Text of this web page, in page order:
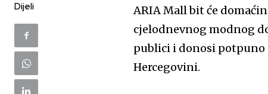
Dijeli ARIA Mall bit će
cjelodnevnog modnog
publici i donosi potpuno
Hercegovini.